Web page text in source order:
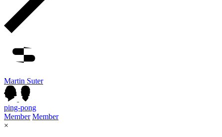
Martin Suter
ping-pong
Member Member
×